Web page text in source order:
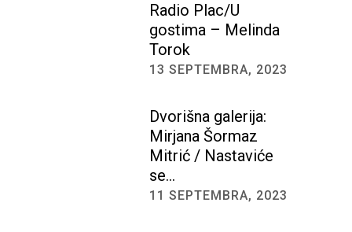
Radio Plac/U
gostima – Melinda
Torok
13 SEPTEMBRA, 2023
Dvorišna galerija:
Mirjana Šormaz
Mitrić / Nastaviće
se…
11 SEPTEMBRA, 2023